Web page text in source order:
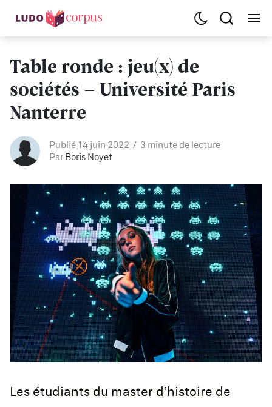
Table ronde : jeu(x) de
sociétés - Université Paris
Nanterre
Publié 14 juin 2022
3 minute de lecture
Par Boris Noyet
Les étudiants du master d’histoire de